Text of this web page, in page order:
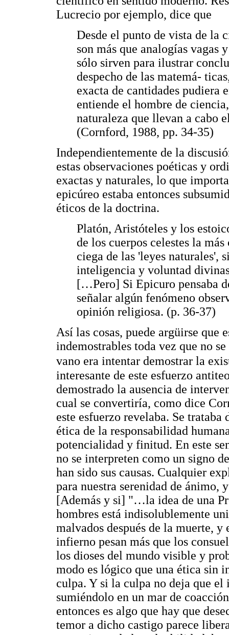
Lucrecio por ejemplo, dice que
Desde el punto de vista de la
son más que analogías vagas
sólo sirven para ilustrar
despecho de las matemá-
exacta de cantidades pudiera
entiende el hombre de
naturaleza que llevan a cabo
(Cornford, 1988, pp. 34-35)
Independientemente de la
estas observaciones poéticas y
exactas y naturales, lo que
epicúreo estaba entonces
éticos de la doctrina.
Platón, Aristóteles y los
de los cuerpos celestes la
ciega de las 'leyes naturales',
inteligencia y voluntad
[…Pero] Si Epicuro pensaba
señalar algún fenómeno
opinión religiosa. (p. 36-37)
Así las cosas, puede argüirse que
indemostrables toda vez que no
vano era intentar demostrar la
interesante de este esfuerzo
demostrado la ausencia de
cual se convertiría, como dice
este esfuerzo revelaba. Se
ética de la responsabilidad
potencialidad y finitud. En este
no se interpreten como un signo
han sido sus causas. Cualquier
para nuestra serenidad de ánimo,
[Además y si] "…la idea de una
hombres está indisolublemente
malvados después de la muerte,
infierno pesan más que los
los dioses del mundo visible y
modo es lógico que una ética sin
culpa. Y si la culpa no deja que
sumiéndolo en un mar de
entonces es algo que hay que
temor a dicho castigo parece